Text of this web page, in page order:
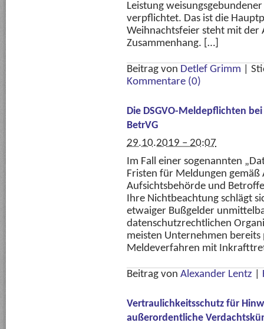
Leistung
verpflichtet. Das ist die
Weihnachtsfeier steht mit
Zusammenhang. […]
Beitrag von Detlef Grimm
Kommentare (0)
Die DSGVO-Meldepflichten
BetrVG
29.10.2019 – 20:07
Im Fall einer sogenannten
Fristen für Meldungen gemäß
Aufsichtsbehörde und
Ihre Nichtbeachtung schlägt
etwaiger Bußgelder
datenschutzrechtlichen
meisten Unternehmen bereits
Meldeverfahren mit
Beitrag von Alexander Lentz
Vertraulichkeitsschutz für
außerordentliche